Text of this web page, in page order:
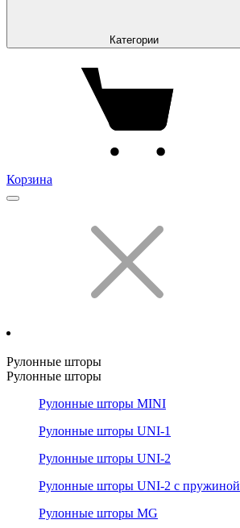
Категории
Корзина
Рулонные шторы
Рулонные шторы
Рулонные шторы MINI
Рулонные шторы UNI-1
Рулонные шторы UNI-2
Рулонные шторы UNI-2 с пружиной
Рулонные шторы MG